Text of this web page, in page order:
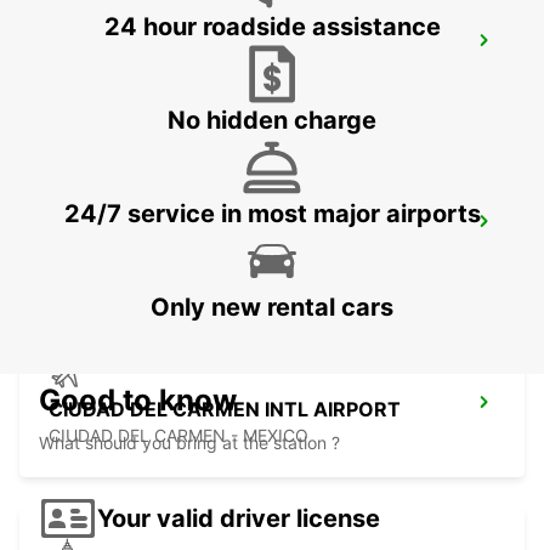
TUXTLA GUTIERREZ DOWNTOWN
TUXTLA GUTIERREZ - MEXICO
VILLAHERMOSA AIRPORT
VILLAHERMOSA - MEXICO
CIUDAD DEL CARMEN INTL AIRPORT
CIUDAD DEL CARMEN - MEXICO
24 hour roadside assistance
No hidden charge
24/7 service in most major airports
Only new rental cars
Good to know
What should you bring at the station ?
Your valid driver license